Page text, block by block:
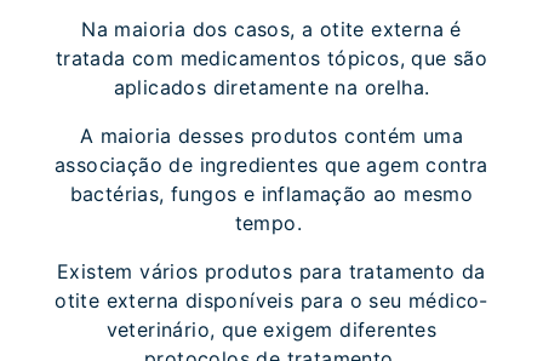
Na maioria dos casos, a otite externa é
tratada com medicamentos tópicos, que são
aplicados diretamente na orelha.
A maioria desses produtos contém uma
associação de ingredientes que agem contra
bactérias, fungos e inflamação ao mesmo
tempo.
Existem vários produtos para tratamento da
otite externa disponíveis para o seu médico-
veterinário, que exigem diferentes